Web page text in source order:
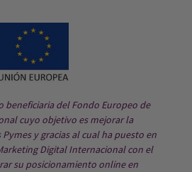
beneficiaria del Fondo Europeo de
cuyo objetivo es mejorar la
y gracias al cual ha puesto en
Digital Internacional con el
su posicionamiento online en